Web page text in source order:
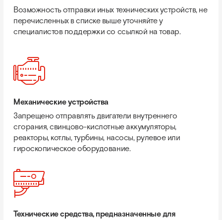
Возможность отправки иных технических устройств, не
перечисленных в списке выше уточняйте у
специалистов поддержки со ссылкой на товар.
Механические устройства
Запрещено отправлять двигатели внутреннего
сгорания, свинцово-кислотные аккумуляторы,
реакторы, котлы, турбины, насосы, рулевое или
гироскопическое оборудование.
Технические средства, предназначенные для